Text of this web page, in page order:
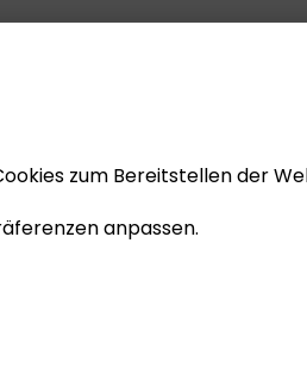
zum Bereitstellen der
anpassen.